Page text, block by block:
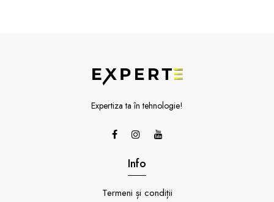
Expertiza ta în tehnologie!
Info
Termeni și condiții